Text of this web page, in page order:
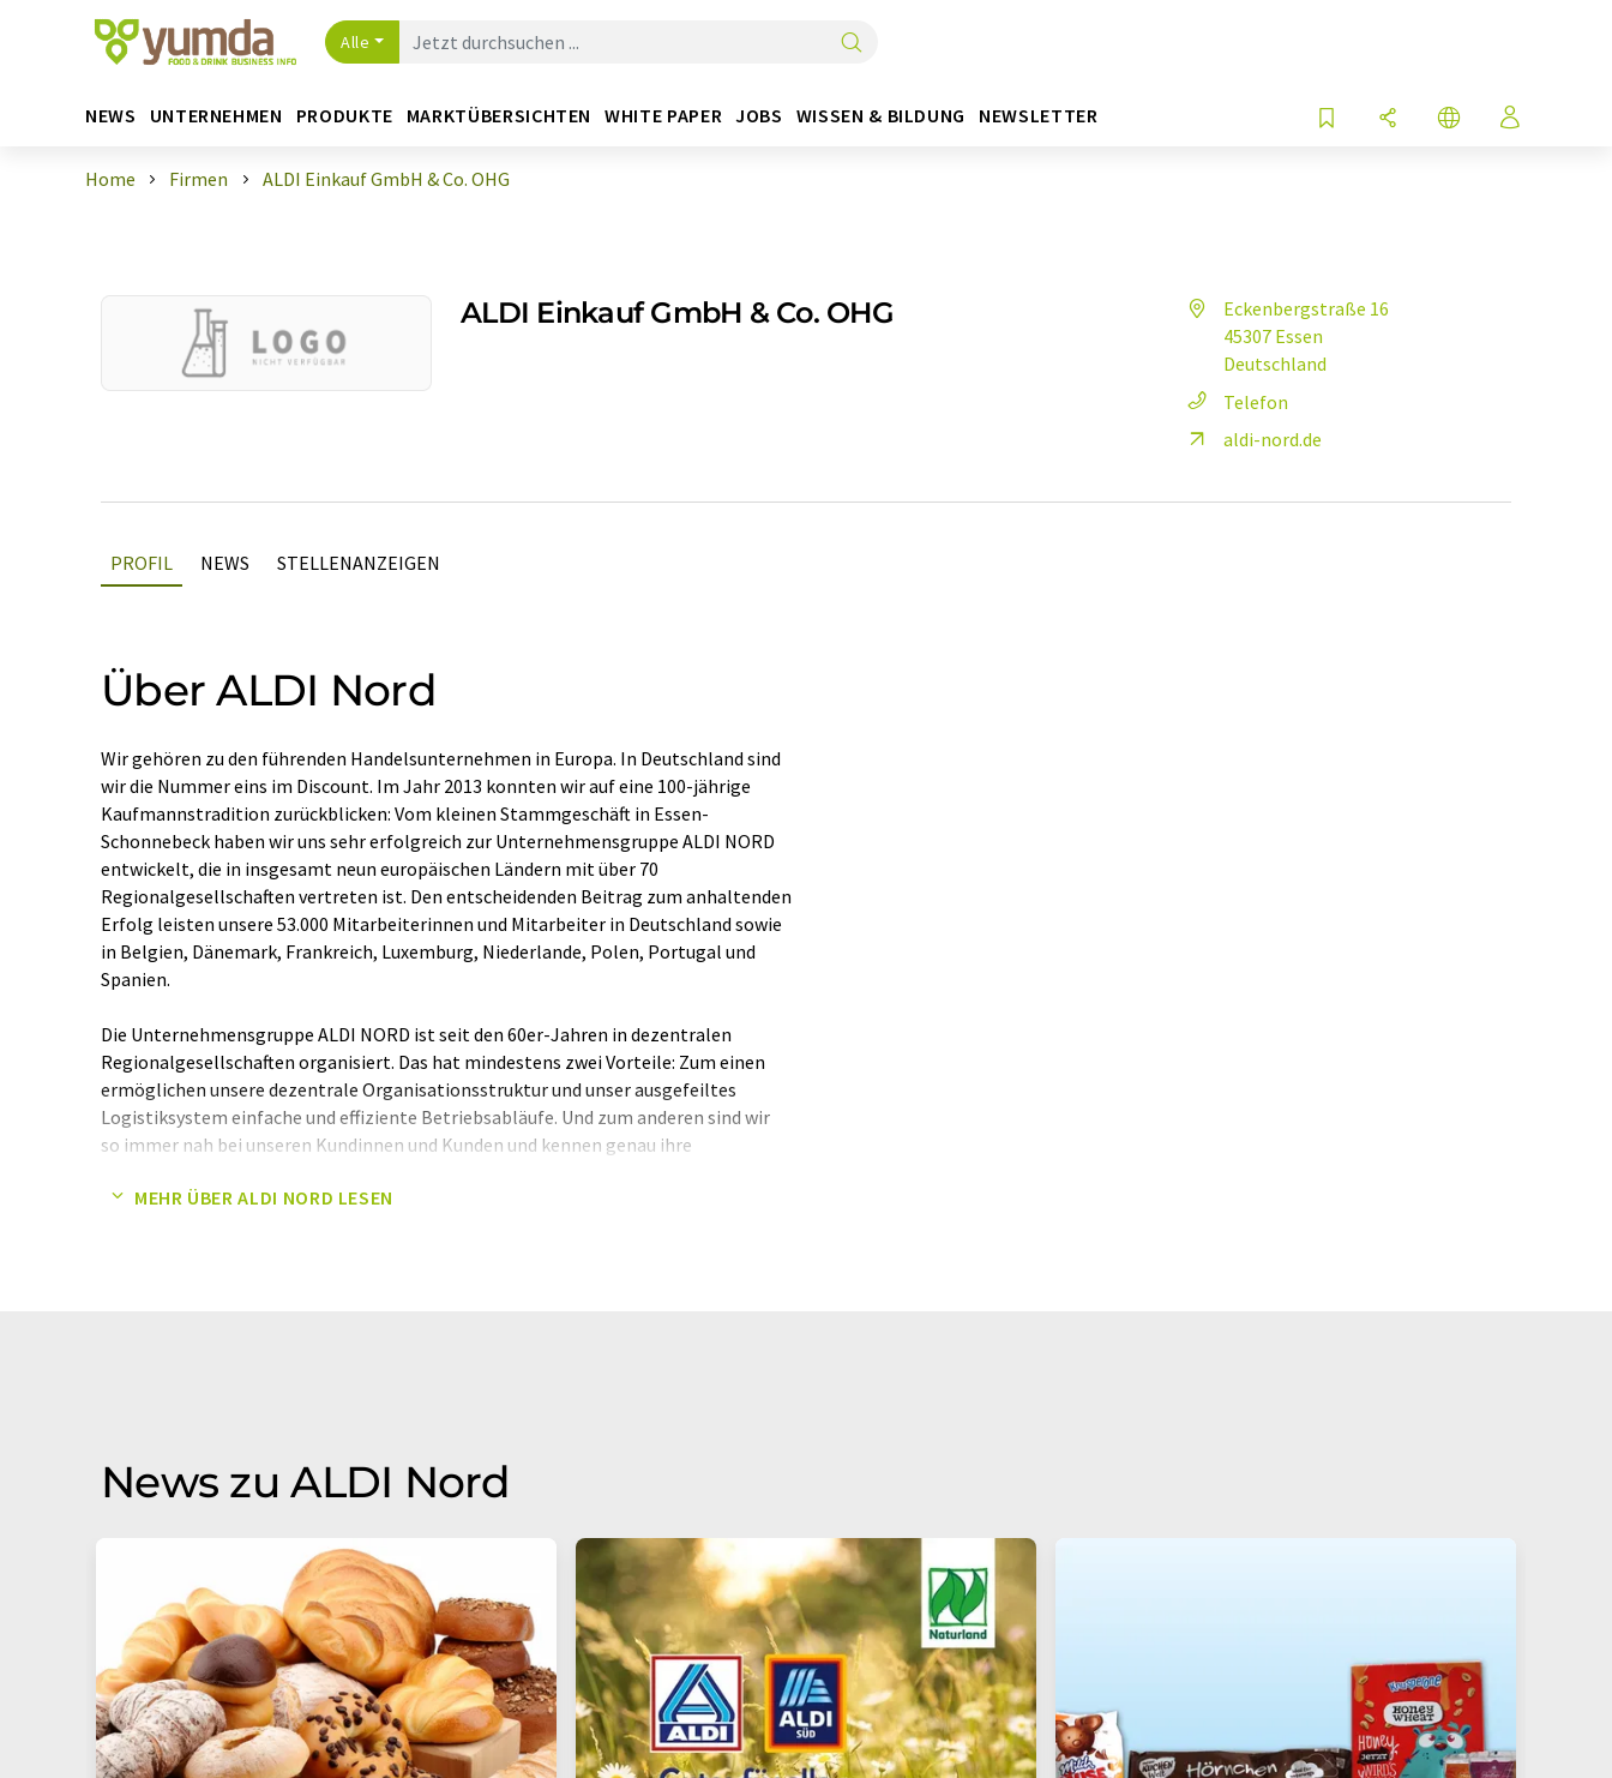
Alle
NEWS UNTERNEHMEN PRODUKTE MARKTÜBERSICHTEN WHITE PAPER JOBS WISSEN & BILDUNG NEWSLETTER
Home Firmen ALDI Einkauf GmbH & Co. OHG
ALDI Einkauf GmbH & Co. OHG
Eckenbergstraße 16
45307 Essen
Deutschland
Telefon
aldi-nord.de
PROFIL NEWS STELLENANZEIGEN
Über ALDI Nord
Wir gehören zu den führenden Handelsunternehmen in Europa. In Deutschland sind
wir die Nummer eins im Discount. Im Jahr 2013 konnten wir auf eine 100-jährige
Kaufmannstradition zurückblicken: Vom kleinen Stammgeschäft in Essen-
Schonnebeck haben wir uns sehr erfolgreich zur Unternehmensgruppe ALDI NORD
entwickelt, die in insgesamt neun europäischen Ländern mit über 70
Regionalgesellschaften vertreten ist. Den entscheidenden Beitrag zum anhaltenden
Erfolg leisten unsere 53.000 Mitarbeiterinnen und Mitarbeiter in Deutschland sowie
in Belgien, Dänemark, Frankreich, Luxemburg, Niederlande, Polen, Portugal und
Spanien.
Die Unternehmensgruppe ALDI NORD ist seit den 60er-Jahren in dezentralen
Regionalgesellschaften organisiert. Das hat mindestens zwei Vorteile: Zum einen
ermöglichen unsere dezentrale Organisationsstruktur und unser ausgefeiltes
Logistiksystem einfache und effiziente Betriebsabläufe. Und zum anderen sind wir
so immer nah bei unseren Kundinnen und Kunden und kennen genau ihre
MEHR ÜBER ALDI NORD LESEN
News zu ALDI Nord